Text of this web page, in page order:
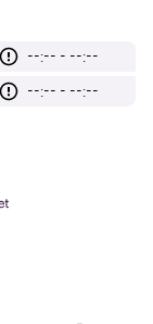
--:-- - --:--
--:-- - --:--